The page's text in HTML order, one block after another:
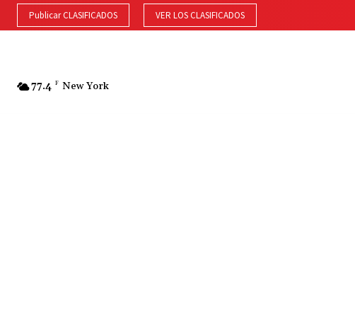
Publicar CLASIFICADOS VER LOS CLASIFICADOS
77.4 F New York